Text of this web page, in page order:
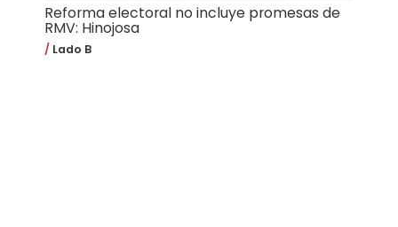
Reforma electoral no incluye promesas de
RMV: Hinojosa
Lado B